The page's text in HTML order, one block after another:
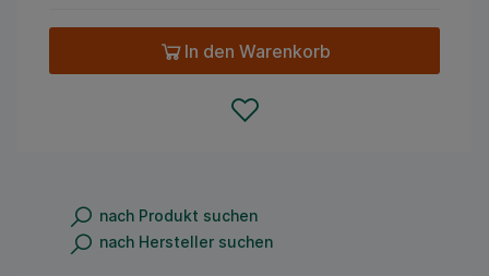
In den Warenkorb
nach Produkt suchen
nach Hersteller suchen